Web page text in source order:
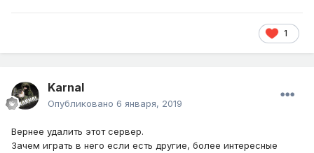
1
Karnal
Опубликовано 6 января, 2019
Вернее удалить этот сервер.
Зачем играть в него если есть другие, более интересные